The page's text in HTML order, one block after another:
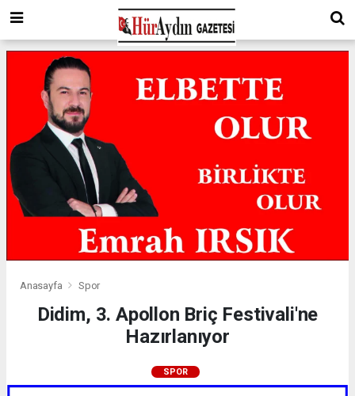
Anasayfa Spor
Didim, 3. Apollon Briç Festivali'ne
Hazırlanıyor
SPOR